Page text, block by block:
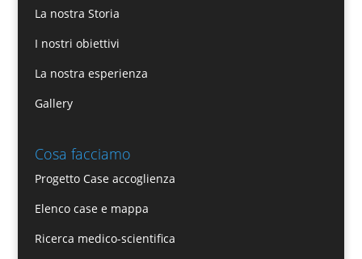
La nostra Storia
I nostri obiettivi
La nostra esperienza
Gallery
Cosa facciamo
Progetto Case accoglienza
Elenco case e mappa
Ricerca medico-scientifica